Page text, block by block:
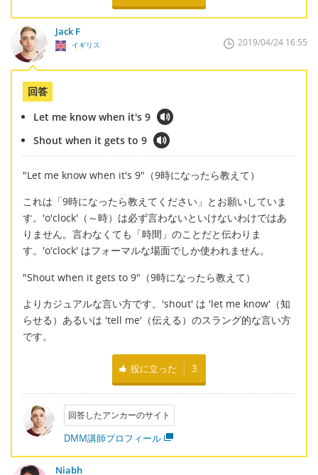
Jack F
イギリス 2019/04/24 16:55
回答
Let me know when it's 9
Shout when it gets to 9
"Let me know when it's 9"（9時になったら教えて）
これは「9時になったら教えてください」とお願いしていま
す。'o'clock'（～時）は必ず言わないといけないわけではあ
りません。言わなくても「時間」のことだと伝わりま
す。'o'clock' はフォーマルな場面でしか使われません。
"Shout when it gets to 9"（9時になったら教えて）
よりカジュアルな言い方です。'shout' は 'let me know'（知
らせる）あるいは 'tell me'（伝える）のスラング的な言い方
です。
役に立った 3
回答したアンカーのサイト
DMM講師プロフィール
Niabh